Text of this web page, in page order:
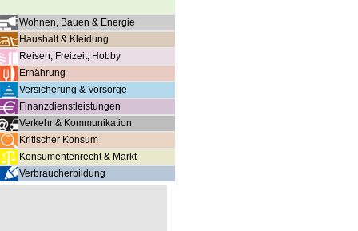
Wohnen, Bauen & Energie
Haushalt & Kleidung
Reisen, Freizeit, Hobby
Ernährung
Versicherung & Vorsorge
Finanzdienstleistungen
Verkehr & Kommunikation
Kritischer Konsum
Konsumentenrecht & Markt
Verbraucherbildung